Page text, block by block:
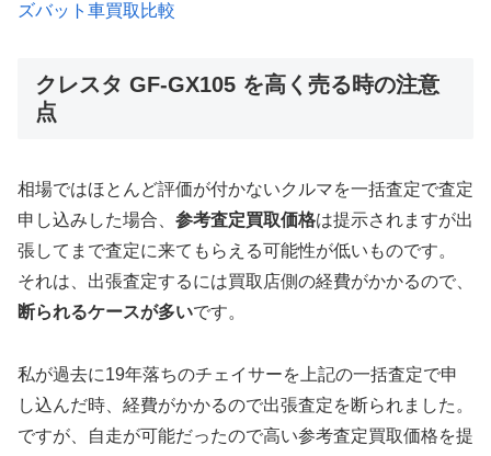
ズバット車買取比較
クレスタ GF-GX105 を高く売る時の注意
点
相場ではほとんど評価が付かないクルマを一括査定で査定
申し込みした場合、 参考査定買取価格は提示されますが出
張してまで査定に来てもらえる可能性が低いものです。
それは、出張査定するには買取店側の経費がかかるので、
断られるケースが多いです。
私が過去に19年落ちのチェイサーを上記の一括査定で申
し込んだ時、経費がかかるので出張査定を断られました。
ですが、自走が可能だったので高い参考査定買取価格を提